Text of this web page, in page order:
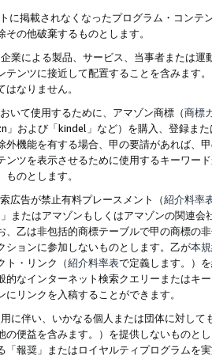
に掲載されなくなったプログラム・コン
の他破棄するものとします。
業による製品、サービス、当事者または
テンツに接近して配置することを含みます
はなりません。
いて使用するために、アマゾン商標（商標
」および「kindel」など）を購入、登録ま
外機能を有する場合、甲の要請があれば、
ンツを表示させるために使用するキーワー
のとします。
広告が禁止有料プレースメント（紹介料率
」またはアマゾンもしくはアマゾンの関連
、乙は非包括的商標テーブルで甲の商標の
ションに参加しないものとします。乙が本
ト・リンク（紹介料率表で定義します。）
的なインターネット検索クエリーまたはキ
リンクを入稿することができます。
に伴い、いかなる個人または団体に対し
の便益を含みます。）を提供しないものと
「報奨」またはロイヤルティプログラムを